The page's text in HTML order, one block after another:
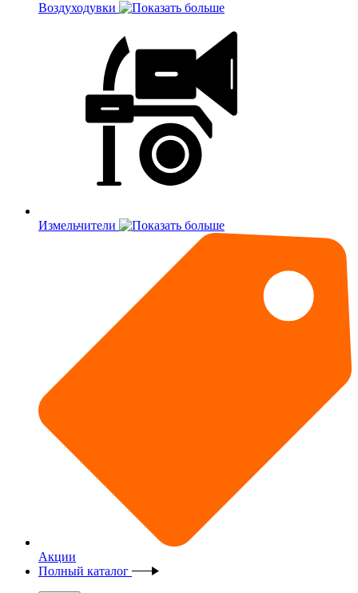
Воздуходувки
Измельчители
Акции
Полный каталог